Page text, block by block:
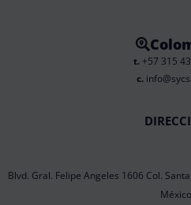
t.+57 315
c.
Blvd. Gral. Felipe Angeles 1606 Col.